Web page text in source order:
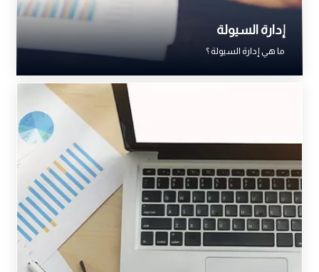
إدارة السيولة
ما هي إدارة السيولة ؟